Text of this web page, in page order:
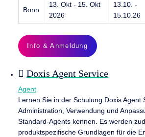
Bonn
13. Okt - 15. Okt
2026
13.10. -
15.10.26
Info & Anmeldung
Doxis Agent Service
Agent
Lernen Sie in der Schulung Doxis Agent
Administration, Verwendung und
Standard-Agents kennen. Es werden
produktspezifische Grundlagen für die